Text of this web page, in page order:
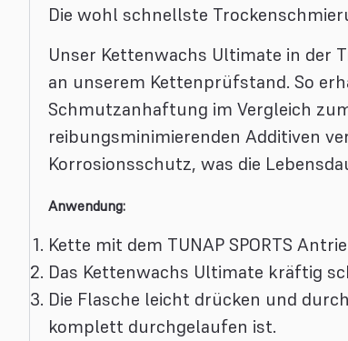
Die wohl schnellste
Unser Kettenwachs Ultimate in der
an unserem Kettenprüfstand. So
Schmutzanhaftung im Vergleich
reibungsminimierenden Additiven
Korrosionsschutz, was die
Anwendung:
Kette mit dem TUNAP SPORTS
Das Kettenwachs Ultimate kräftig
Die Flasche leicht drücken und
komplett durchgelaufen ist.